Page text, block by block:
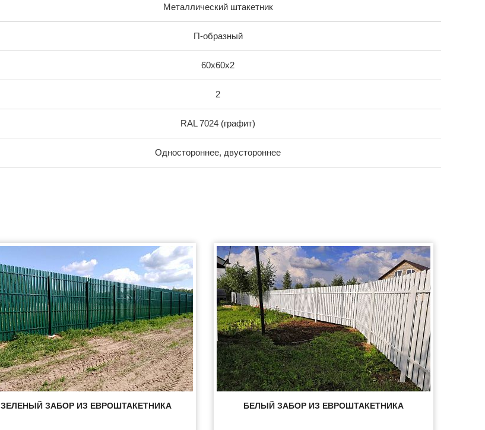
Металлический штакетник
П-образный
60х60х2
2
RAL 7024 (графит)
Одностороннее, двустороннее
ЗЕЛЕНЫЙ ЗАБОР ИЗ ЕВРОШТАКЕТНИКА БЕЛЫЙ ЗАБОР ИЗ ЕВРОШТАКЕТНИКА